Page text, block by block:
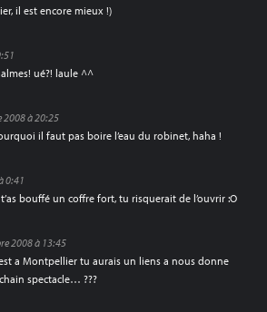
il est encore mieux !)
ué?! laule ^^
2008 à 20:25
il faut pas boire l’eau du robinet, haha !
0:41
bouffé un coffre fort, tu risquerait de l’ouvrir :O
2008 à 13:45
a Montpellier tu aurais un liens a nous donne
spectacle… ???